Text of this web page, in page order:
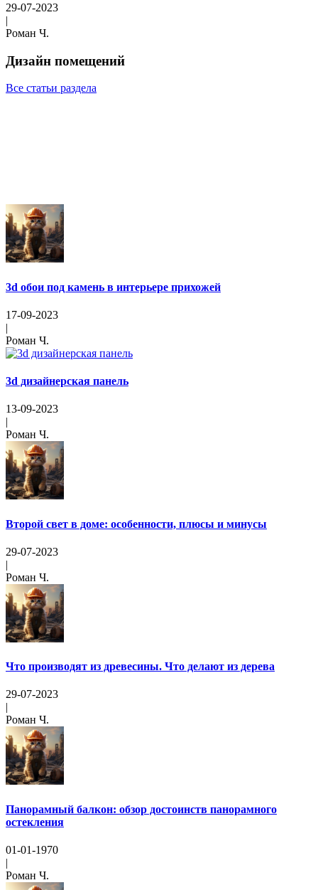
29-07-2023
|
Роман Ч.
Дизайн помещений
Все статьи раздела
3d обои под камень в интерьере прихожей
17-09-2023
|
Роман Ч.
3d дизайнерская панель
13-09-2023
|
Роман Ч.
Второй свет в доме: особенности, плюсы и минусы
29-07-2023
|
Роман Ч.
Что производят из древесины. Что делают из дерева
29-07-2023
Роман Ч.
Панорамный балкон: обзор достоинств панорамного
остекления
01-01-1970
|
Роман Ч.